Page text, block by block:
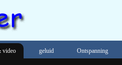
video geluid Ontspanning